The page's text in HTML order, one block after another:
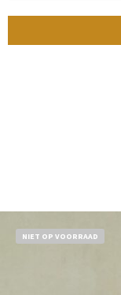
NIET OP VOORRAAD